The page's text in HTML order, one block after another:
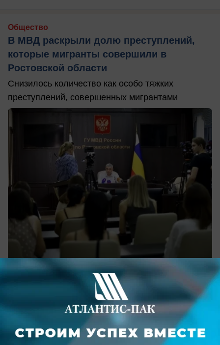
Общество
В МВД раскрыли долю преступлений,
которые мигранты совершили в
Ростовской области
Снизилось количество как особо тяжких
преступлений, совершенных мигрантами
вчера в 19:30
Стали известны самые популярные для
мигрантов районы Ростовской области